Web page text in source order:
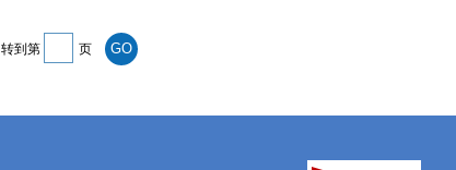
转到第 页